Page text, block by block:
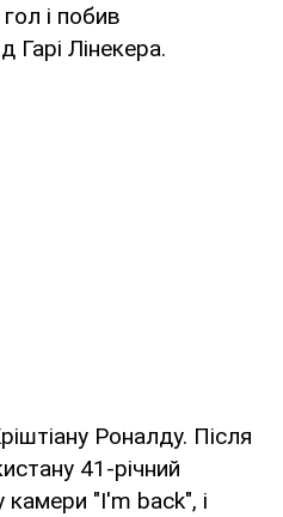
і побив
Гарі Лінекера.
Роналду. Після
41-річний
камери "I'm back", і